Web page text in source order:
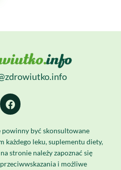
być skonsultowane
każdego leku, suplementu diety,
stronie należy zapoznać się
i możliwe